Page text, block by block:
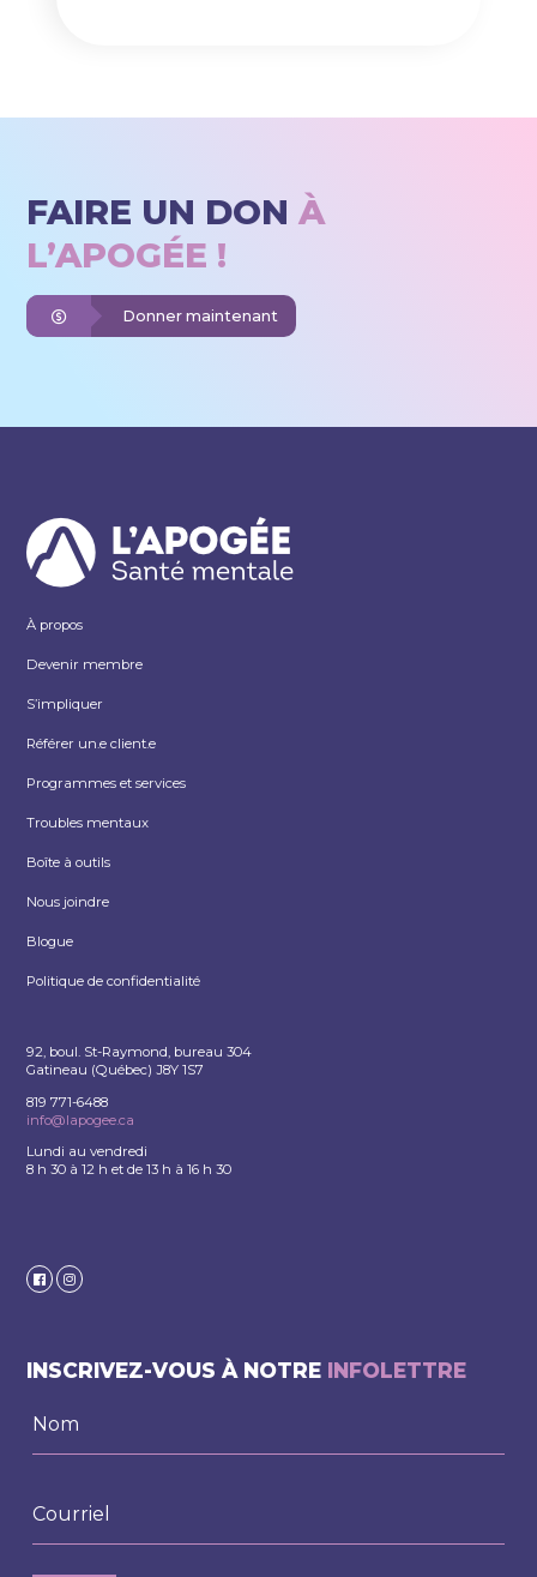
FAIRE UN DONÀ
L’APOGÉE !
Donner maintenant
À propos
Devenir membre
S’impliquer
Référer un.e client.e
Programmes et services
Troubles mentaux
Boîte à outils
Nous joindre
Blogue
Politique de confidentialité
92, boul. St-Raymond, bureau 304
Gatineau (Québec) J8Y 1S7
819 771-6488
info@lapogee.ca
Lundi au vendredi
8 h 30 à 12 h et de 13 h à 16 h 30
INSCRIVEZ-VOUS À NOTRE INFOLETTRE